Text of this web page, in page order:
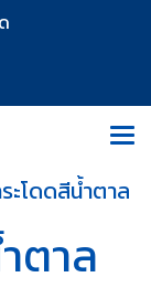
ะโดดสีน้ำตาล
ตาล